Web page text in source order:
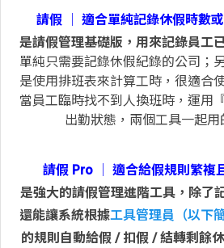
請假 │ 適合單純記錄休假時數
是請假管理基礎版，用來記錄員工
單純只需要記錄休假紀錄的公司；
是使用排班表來計算工時，很適合
當員工臨時找不到人換班時，運用
出勤狀態，兩個工具一起用
請假 Pro │ 適合給假規則繁複
是強大的請假管理進階工具，除了
還能讓系統根據工具管理員（以下
的規則自動給假 / 扣假 / 結轉剩餘